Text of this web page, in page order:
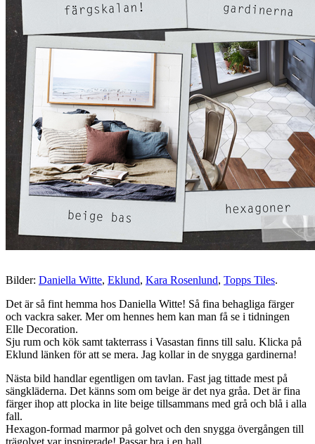
Bilder: Daniella Witte, Eklund, Kara Rosenlund, Topps Tiles.
Det är så fint hemma hos Daniella Witte! Så fina behagliga färger
och vackra saker. Mer om hennes hem kan man få se i tidningen
Elle Decoration.
Sju rum och kök samt takterrass i Vasastan finns till salu. Klicka på
Eklund länken för att se mera. Jag kollar in de snygga gardinerna!
Nästa bild handlar egentligen om tavlan. Fast jag tittade mest på
sängkläderna. Det känns som om beige är det nya gråa. Det är fina
färger ihop att plocka in lite beige tillsammans med grå och blå i alla
fall.
Hexagon-formad marmor på golvet och den snygga övergången till
trägolvet var inspirerade! Passar bra i en hall.